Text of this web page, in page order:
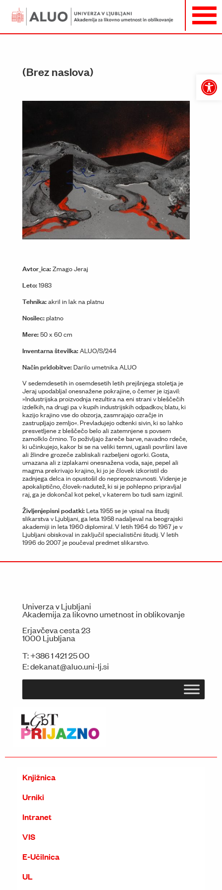
Open
toolbar
(Brez naslova)
Avtor_ica:Zmago Jeraj
Leto:1983
Tehnika:akril in lak na platnu
Nosilec:platno
Mere:50 x 60 cm
Inventarna številka:ALUO/S/244
Način pridobitve:Darilo umetnika ALUO
V sedemdesetih in osemdesetih letih prejšnjega stoletja je
Jeraj upodabljal onesnažene pokrajine, o čemer je izjavil:
»Industrijska proizvodnja rezultira na eni strani v bleščečih
izdelkih, na drugi pa v kupih industrijskih odpadkov, blatu, ki
kazijo krajino vse do obzorja, zasmrajajo ozračje in
zastrupljajo zemljo«. Prevladujejo odtenki sivin, ki so lahko
presvetljene z bleščečo belo ali zatemnjene s povsem
zamolklo črnino. To poživljajo žareče barve, navadno rdeče,
ki učinkujejo, kakor bi se na veliki temni, ugasli površini lave
ali žlindre grozeče zabliskali razbeljeni ogorki. Gosta,
umazana ali z izplakami onesnažena voda, saje, pepel ali
magma prekrivajo krajino, ki jo je človek izkoristil do
zadnjega delca in opustošil do neprepoznavnosti. Videnje je
apokaliptično, človek-nadutež, ki si je pohlepno pripravljal
raj, ga je dokončal kot pekel, v katerem bo tudi sam izginil.
Življenjepisni podatki:Leta 1955 se je vpisal na študij
slikarstva v Ljubljani, ga leta 1958 nadaljeval na beograjski
akademiji in leta 1960 diplomiral. V letih 1964 do 1967 je v
Ljubljani obiskoval in zaključil specialistični študij. V letih
1996 do 2007 je poučeval predmet slikarstvo.
Univerza v Ljubljani
Akademija za likovno umetnost in oblikovanje
Erjavčeva cesta 23
1000 Ljubljana
T:+386 1 421 25 00
E:dekanat@aluo.uni-lj.si
Knjižnica
Urniki
Intranet
VIS
E-Učilnica
UL